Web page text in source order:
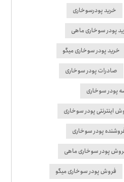
خرید پودرسوخاری
پودر سوخاری ماهی
خرید پودر سوخاری میگو
صادرات پودر سوخاری
پودر سوخاری
اینترنتی پودر سوخاری
پودر سوخاری
پودر سوخاری ماهی
فروش پودر سوخاری میگو